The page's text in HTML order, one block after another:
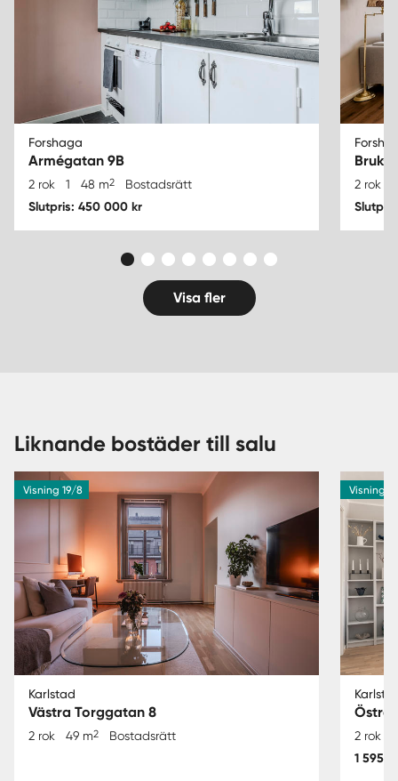
Forshaga
Armégatan 9B
2 rok 1 48 m2 Bostadsrätt
Slutpris: 450 000 kr
2 rok
Visa fler
Liknande bostäder till salu
Visning 19/8
Karlstad
Västra Torggatan 8
2 rok 49 m2 Bostadsrätt
Visning
Östra
2 rok
1 595